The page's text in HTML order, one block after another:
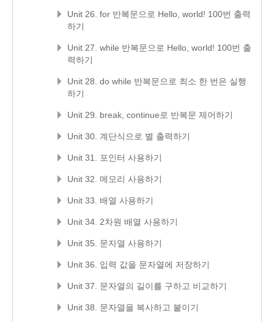
Unit 26. for 반복문으로 Hello, world! 100번 출력
하기
Unit 27. while 반복문으로 Hello, world! 100번 출
력하기
Unit 28. do while 반복문으로 최소 한 번은 실행
하기
Unit 29. break, continue로 반복문 제어하기
Unit 30. 계단식으로 별 출력하기
Unit 31. 포인터 사용하기
Unit 32. 메모리 사용하기
Unit 33. 배열 사용하기
Unit 34. 2차원 배열 사용하기
Unit 35. 문자열 사용하기
Unit 36. 입력 값을 문자열에 저장하기
Unit 37. 문자열의 길이를 구하고 비교하기
Unit 38. 문자열을 복사하고 붙이기